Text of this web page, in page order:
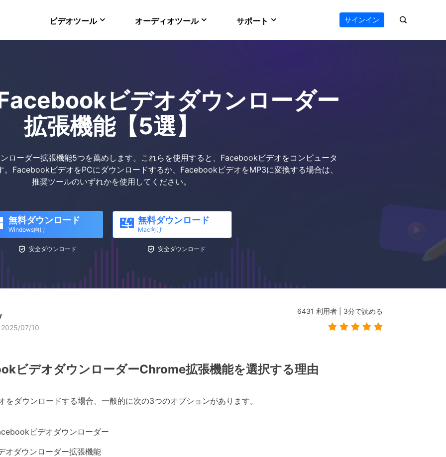
ビデオツール
Video Downloader Online
オンラインで動画をダウンロード
Video Editor
EaseUS RecExperts
最高のスクリーンレコーダー
オーディオツール サポート
ダウンロードセンター
ソフトをダウンロード
サインイン
ビデオダウンローダー
拡張機能【5選】
ローダー拡張機能5つ​​を薦めします。これらを使用すると、Facebookビデオをコンピュータ
。FacebookビデオをPCにダウンロードするか、FacebookビデオをMP3に変換する場合は、
推奨ツールのいずれかを使用してください。
無料ダウンロード
Windows向け
 安全ダウンロード
無料ダウンロード
Mac向け
 安全ダウンロード
2025/07/10
6431 利用者 3分で読める
ビデオダウンローダーChrome拡張機能を選択する理由
をダウンロードする場合、一般的に次の3つのオプションがあります。
ビデオダウンローダー
オダウンローダー拡張機能